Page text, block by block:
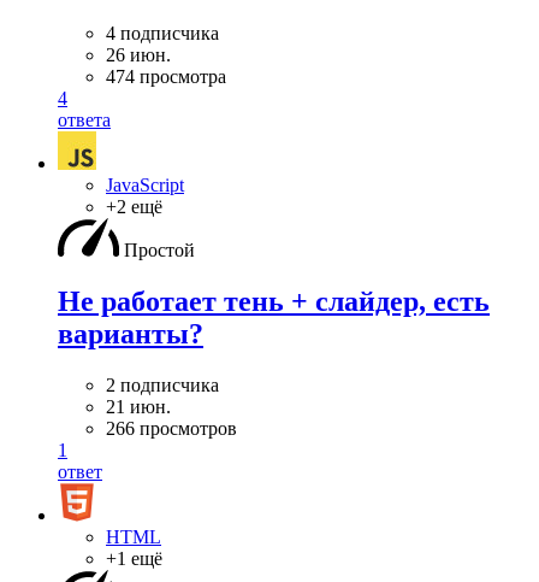
4 подписчика
26 июн.
474 просмотра
4
ответа
JavaScript
+2 ещё
Простой
Не работает тень + слайдер, есть
варианты?
2 подписчика
21 июн.
266 просмотров
1
ответ
HTML
+1 ещё